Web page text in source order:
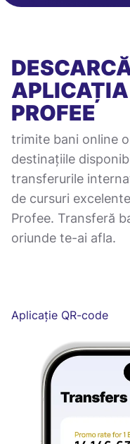
PROFEE
trimite bani online
destinațiile
transferurile
de cursuri
Profee. Transferă
oriunde te-ai afla.
Aplicație QR-code